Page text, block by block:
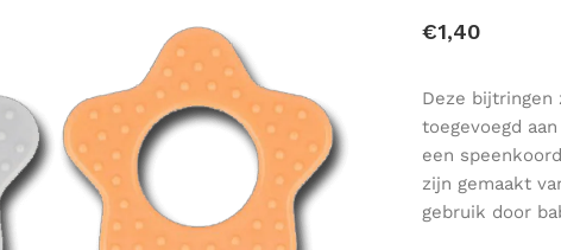
€1,40
Deze
toegevoegd
een
zijn gemaakt
gebruik door